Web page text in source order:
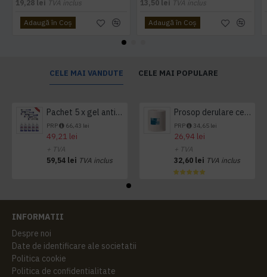
19,28 lei TVA inclus
Adaugă în Coş
13,50 lei TVA inclus
Adaugă în Coş
CELE MAI VANDUTE CELE MAI POPULARE
Pachet 5 x gel antibacterian 50ml si 3 x Servetele antibacteriene 48 buc Hygienium
PRP 66,43 lei
49,21 lei
+ TVA
59,54 lei TVA inclus
Prosop derulare centrala 1 pliu, 300 m Tork
PRP 34,65 lei
26,94 lei
+ TVA
32,60 lei TVA inclus
INFORMATII
Despre noi
Date de identificare ale societatii
Politica cookie
Politica de confidentialitate